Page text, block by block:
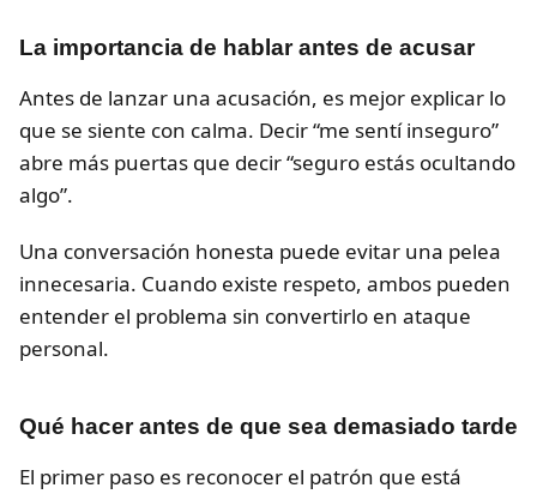
La importancia de hablar antes de acusar
Antes de lanzar una acusación, es mejor explicar lo
que se siente con calma. Decir “me sentí inseguro”
abre más puertas que decir “seguro estás ocultando
algo”.
Una conversación honesta puede evitar una pelea
innecesaria. Cuando existe respeto, ambos pueden
entender el problema sin convertirlo en ataque
personal.
Qué hacer antes de que sea demasiado tarde
El primer paso es reconocer el patrón que está